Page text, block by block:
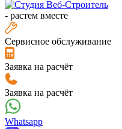
- растем вместе
Сервисное обслуживание
Заявка на расчёт
Заявка на расчёт
Whatsapp